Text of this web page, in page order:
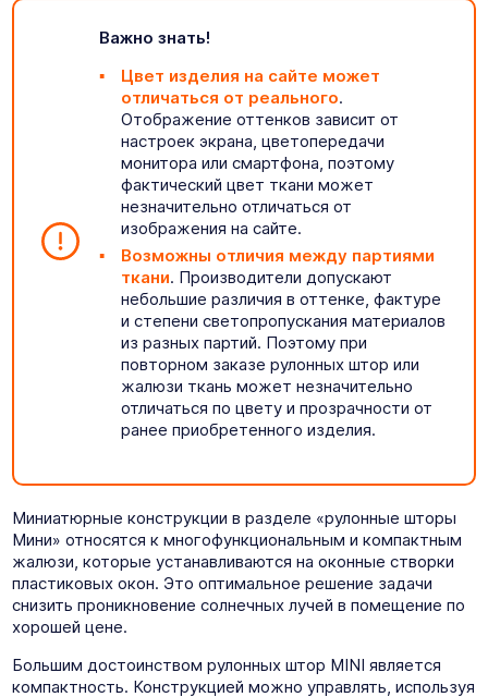
Важно знать!
Цвет изделия на сайте может
отличаться от реального.
Отображение оттенков зависит от
настроек экрана, цветопередачи
монитора или смартфона, поэтому
фактический цвет ткани может
незначительно отличаться от
изображения на сайте.
Возможны отличия между партиями
ткани. Производители допускают
небольшие различия в оттенке, фактуре
и степени светопропускания материалов
из разных партий. Поэтому при
повторном заказе рулонных штор или
жалюзи ткань может незначительно
отличаться по цвету и прозрачности от
ранее приобретенного изделия.
Миниатюрные конструкции в разделе «рулонные шторы
Мини» относятся к многофункциональным и компактным
жалюзи, которые устанавливаются на оконные створки
пластиковых окон. Это оптимальное решение задачи
снизить проникновение солнечных лучей в помещение по
хорошей цене.
Большим достоинством рулонных штор MINI является
компактность. Конструкцией можно управлять, используя